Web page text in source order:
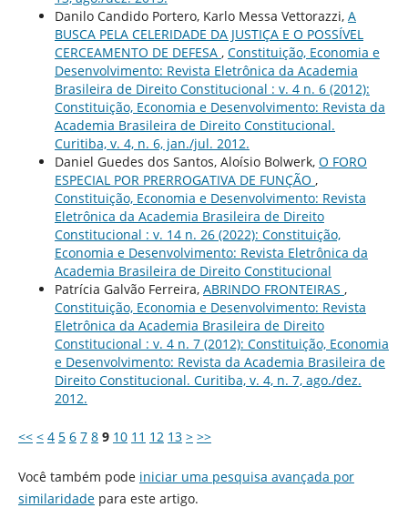
Danilo Candido Portero, Karlo Messa Vettorazzi, A
BUSCA PELA CELERIDADE DA JUSTIÇA E O POSSÍVEL
CERCEAMENTO DE DEFESA , Constituição, Economia e
Desenvolvimento: Revista Eletrônica da Academia
Brasileira de Direito Constitucional : v. 4 n. 6 (2012):
Constituição, Economia e Desenvolvimento: Revista da
Academia Brasileira de Direito Constitucional.
Curitiba, v. 4, n. 6, jan./jul. 2012.
Daniel Guedes dos Santos, Aloísio Bolwerk, O FORO
ESPECIAL POR PRERROGATIVA DE FUNÇÃO ,
Constituição, Economia e Desenvolvimento: Revista
Eletrônica da Academia Brasileira de Direito
Constitucional : v. 14 n. 26 (2022): Constituição,
Economia e Desenvolvimento: Revista Eletrônica da
Academia Brasileira de Direito Constitucional
Patrícia Galvão Ferreira, ABRINDO FRONTEIRAS ,
Constituição, Economia e Desenvolvimento: Revista
Eletrônica da Academia Brasileira de Direito
Constitucional : v. 4 n. 7 (2012): Constituição, Economia
e Desenvolvimento: Revista da Academia Brasileira de
Direito Constitucional. Curitiba, v. 4, n. 7, ago./dez.
2012.
<< < 4 5 6 7 8 9 10 11 12 13 > >>
Você também pode iniciar uma pesquisa avançada por
similaridadepara este artigo.